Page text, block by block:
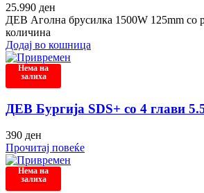
25.990 ден
ДЕВ Аголна брусилка 1500W 125mm со
количина
Додај во кошница
Нема на
залиха
ДЕВ Бургија SDS+ со 4 глави
390 ден
Прочитај повеќе
Нема на
залиха